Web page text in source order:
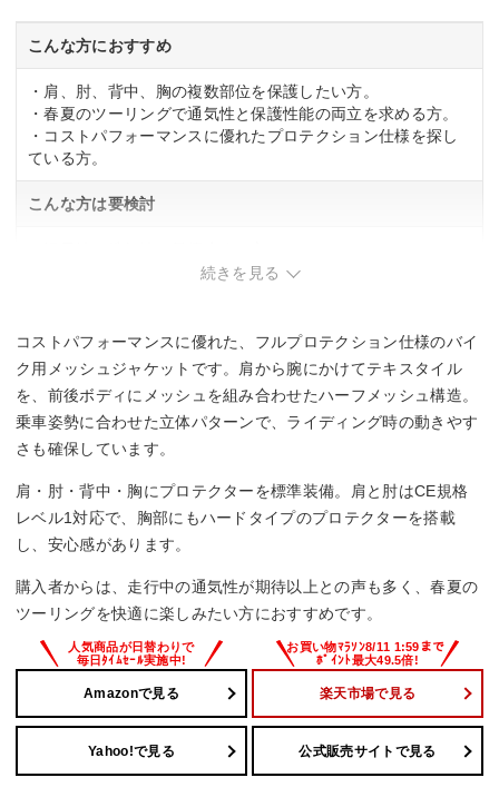
こんな方におすすめ
・肩、肘、背中、胸の複数部位を保護したい方。
・春夏のツーリングで通気性と保護性能の両立を求める方。
・コストパフォーマンスに優れたプロテクション仕様を探し
ている方。
こんな方は要検討
続きを見る
コストパフォーマンスに優れた、フルプロテクション仕様のバイ
ク用メッシュジャケットです。肩から腕にかけてテキスタイル
を、前後ボディにメッシュを組み合わせたハーフメッシュ構造。
乗車姿勢に合わせた立体パターンで、ライディング時の動きやす
さも確保しています。
肩・肘・背中・胸にプロテクターを標準装備。肩と肘はCE規格
レベル1対応で、胸部にもハードタイプのプロテクターを搭載
し、安心感があります。
購入者からは、走行中の通気性が期待以上との声も多く、春夏の
ツーリングを快適に楽しみたい方におすすめです。
Amazonで見る 楽天市場で見る
Yahoo!で見る 公式販売サイトで見る